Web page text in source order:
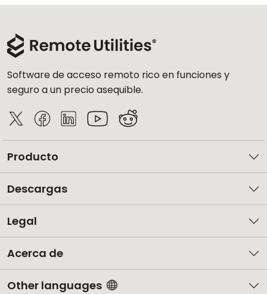
Software de acceso remoto rico en funciones y
seguro a un precio asequible.
Producto
Descargas
Legal
Acerca de
Other languages